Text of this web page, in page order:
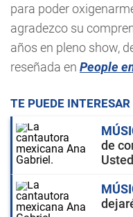
para poder
agradezco su
años en pleno show,
reseñada en People
TE PUEDE INTERESAR
de